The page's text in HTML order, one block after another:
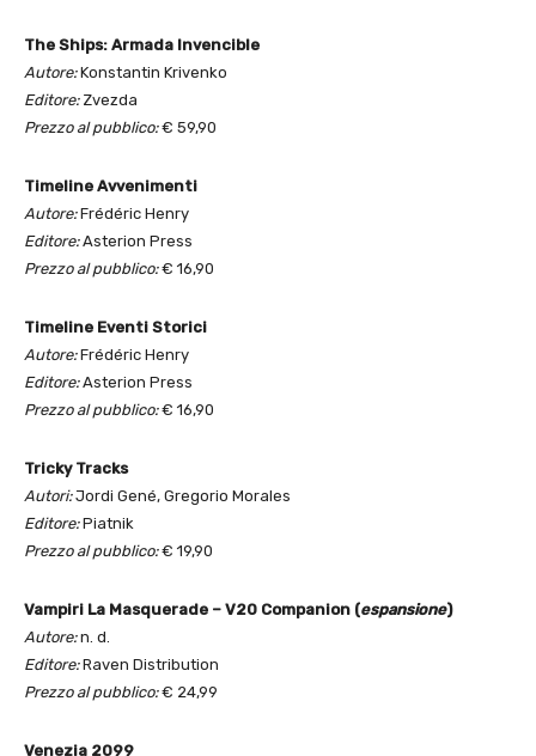
The Ships: Armada Invencible
Autore:Konstantin Krivenko
Editore: Zvezda
Prezzo al pubblico:€ 59,90
Timeline Avvenimenti
Autore:Frédéric Henry
Editore:Asterion Press
Prezzo al pubblico:€ 16,90
Timeline Eventi Storici
Autore:Frédéric Henry
Editore:Asterion Press
Prezzo al pubblico:€ 16,90
Tricky Tracks
Autori:Jordi Gené, Gregorio Morales
Editore:Piatnik
Prezzo al pubblico:€ 19,90
Vampiri La Masquerade – V20 Companion (espansione)
Autore:n. d.
Editore:Raven Distribution
Prezzo al pubblico:€ 24,99
Venezia 2099